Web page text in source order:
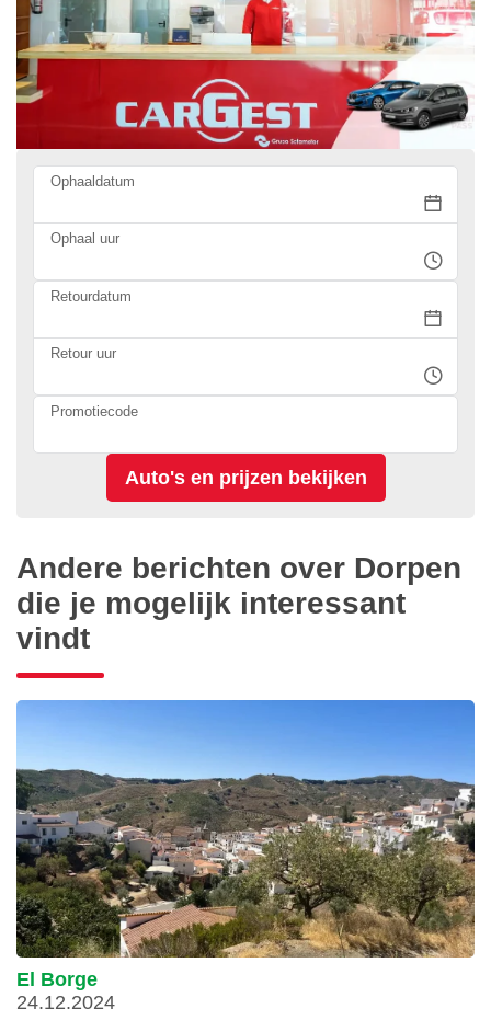
Ophaaldatum
Ophaal uur
Retourdatum
Retour uur
Promotiecode
Andere berichten over Dorpen
die je mogelijk interessant
vindt
El Borge
24.12.2024